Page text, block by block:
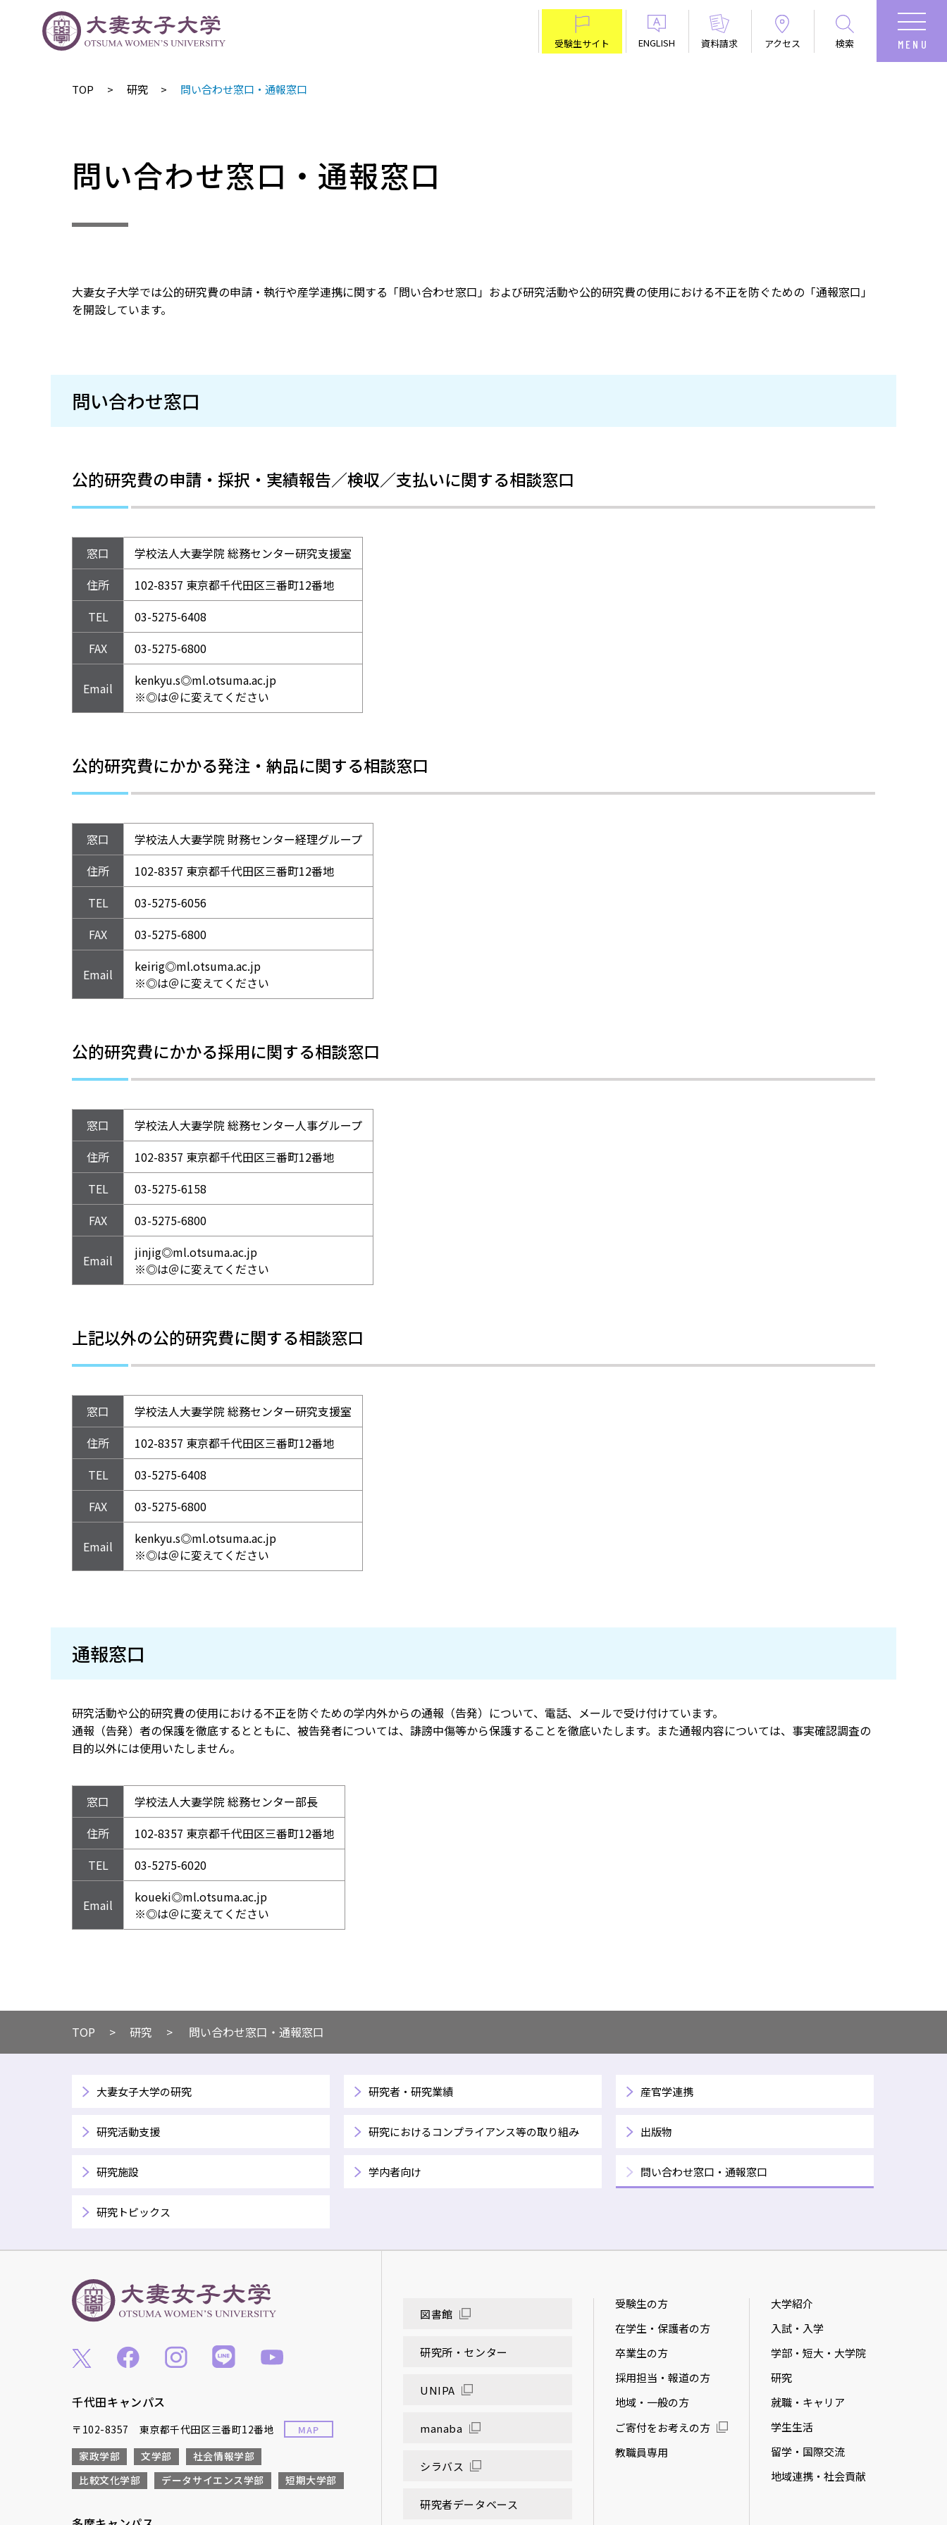
受験生サイト ENGLISH 資料請求 アクセス 検索
TOP 研究 問い合わせ窓口・通報窓口
問い合わせ窓口・通報窓口
大妻女子大学では公的研究費の申請・執行や産学連携に関する「問い合わせ窓口」および研究活動や公的研究費の使用における不正を防ぐための「通報窓口」
を開設しています。
問い合わせ窓口
公的研究費の申請・採択・実績報告／検収／支払いに関する相談窓口
窓口
学校法人大妻学院 総務センター研究支援室
住所
102-8357 東京都千代田区三番町12番地
TEL
03-5275-6408
FAX
03-5275-6800
Email
kenkyu.s◎ml.otsuma.ac.jp
※◎は＠に変えてください
公的研究費にかかる発注・納品に関する相談窓口
窓口
学校法人大妻学院 財務センター経理グループ
住所
102-8357 東京都千代田区三番町12番地
TEL
03-5275-6056
FAX
03-5275-6800
Email
keirig◎ml.otsuma.ac.jp
※◎は＠に変えてください
公的研究費にかかる採用に関する相談窓口
窓口
学校法人大妻学院 総務センター人事グループ
住所
102-8357 東京都千代田区三番町12番地
TEL
03-5275-6158
FAX
03-5275-6800
Email
jinjig◎ml.otsuma.ac.jp
※◎は＠に変えてください
上記以外の公的研究費に関する相談窓口
窓口
学校法人大妻学院 総務センター研究支援室
住所
102-8357 東京都千代田区三番町12番地
TEL
03-5275-6408
FAX
03-5275-6800
Email
kenkyu.s◎ml.otsuma.ac.jp
※◎は＠に変えてください
通報窓口
研究活動や公的研究費の使用における不正を防ぐための学内外からの通報（告発）について、電話、メールで受け付けています。
通報（告発）者の保護を徹底するとともに、被告発者については、誹謗中傷等から保護することを徹底いたします。また通報内容については、事実確認調査の
目的以外には使用いたしません。
窓口
学校法人大妻学院 総務センター部長
住所
102-8357 東京都千代田区三番町12番地
TEL
03-5275-6020
Email
koueki◎ml.otsuma.ac.jp
※◎は＠に変えてください
TOP ​研究 問い合わせ窓口・通報窓口
大妻女子大学の研究 研究者・研究業績 産官学連携
研究活動支援 研究におけるコンプライアンス等の取り組み 出版物
研究施設 学内者向け 問い合わせ窓口・通報窓口
研究トピックス
千代田キャンパス
〒102-8357 東京都千代田区三番町12番地 MAP
家政学部 文学部
社会情報学部
比較文化学部
データサイエンス学部 短期大学部
図書館
研究所・センター
UNIPA
manaba
シラバス
研究者データベース
受験生の方
在学生・保護者の方
卒業生の方
採用担当・報道の方
地域・一般の方
ご寄付をお考えの方
教職員専用
大学紹介
入試・入学
学部・短大・大学院
研究
就職・キャリア
学生生活
留学・国際交流
地域連携・社会貢献